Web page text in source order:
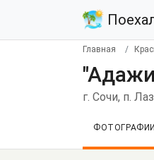
Главная
г. Сочи, п.
ФОТОГРАФИИ